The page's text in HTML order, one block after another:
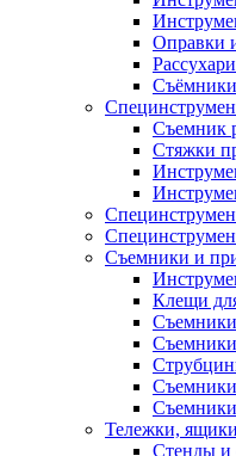
Оправки
Съемник
Стяжки
Съемники и
Клещи
Тележки,
Cтенды и